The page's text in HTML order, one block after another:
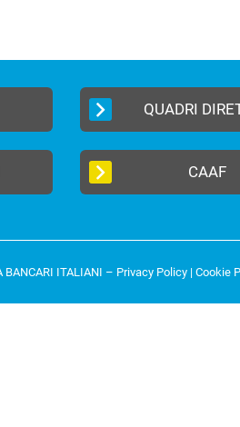
QUADRI
CAAF
BANCARI ITALIANI – Privacy Policy | Cookie